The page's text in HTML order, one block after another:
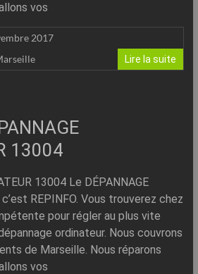
vos
2017
Lire la suite
13004
13004 Le DÉPANNAGE
REPINFO. Vous trouverez chez
pour régler au plus vite
ordinateur. Nous couvrons
de Marseille. Nous réparons
vos